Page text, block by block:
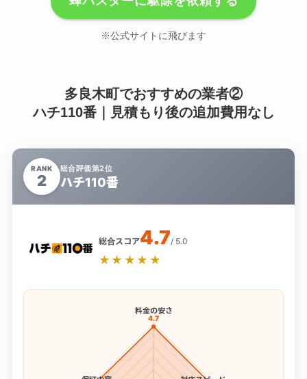
※公式サイトに飛びます
多良木町でおすすめの業者②
ハチ110番｜見積もり後の追加費用なし
RANK
2
総合評価第2位
ハチ110番
総合スコア4.7/ 5.0
★★★★★
料金の安さ
4.7